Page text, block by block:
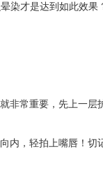
染才是达到如此效
常重要，先上一层
，轻拍上嘴唇！切